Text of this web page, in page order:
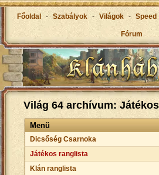
Főoldal - Szabályok - Világok - Speed
Fórum
Világ 64 archívum:
Menü
Dicsőség Csarnoka
Játékos ranglista
Klán ranglista